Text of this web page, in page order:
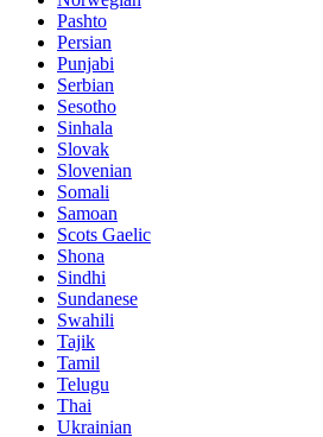
Pashto
Persian
Punjabi
Serbian
Sesotho
Sinhala
Slovak
Slovenian
Somali
Samoan
Scots Gaelic
Shona
Sindhi
Sundanese
Swahili
Tajik
Tamil
Telugu
Thai
Ukrainian